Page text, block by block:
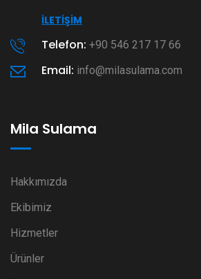
İLETIŞIM
Telefon: +90 546 217 17 66
Email: info@milasulama.com
Mila Sulama
Hakkımızda
Ekibimiz
Hizmetler
Ürünler